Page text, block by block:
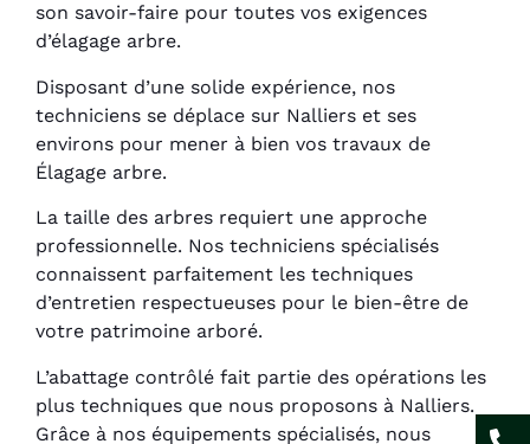
son savoir-faire pour toutes vos exigences
d’élagage arbre.
Disposant d’une solide expérience, nos
techniciens se déplace sur Nalliers et ses
environs pour mener à bien vos travaux de
Élagage arbre.
La taille des arbres requiert une approche
professionnelle. Nos techniciens spécialisés
connaissent parfaitement les techniques
d’entretien respectueuses pour le bien-être de
votre patrimoine arboré.
L’abattage contrôlé fait partie des opérations les
plus techniques que nous proposons à Nalliers.
Grâce à nos équipements spécialisés, nous